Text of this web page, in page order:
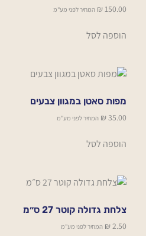
₪150.00 המחיר לפני מע"מ
הוספה לסל
מפות סאטן במגוון צבעים
₪35.00 המחיר לפני מע"מ
הוספה לסל
צלחת גדולה קוטר 27 ס״מ
₪2.50 המחיר לפני מע"מ